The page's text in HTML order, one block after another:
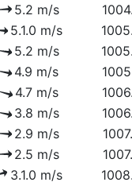
5.2 m/s
5.1.0 m/s
5.2 m/s
4.9 m/s
4.7 m/s
3.8 m/s
2.9 m/s
2.5 m/s
3.1.0 m/s